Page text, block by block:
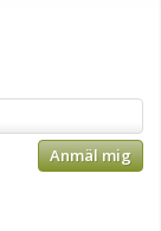
Anmäl mig